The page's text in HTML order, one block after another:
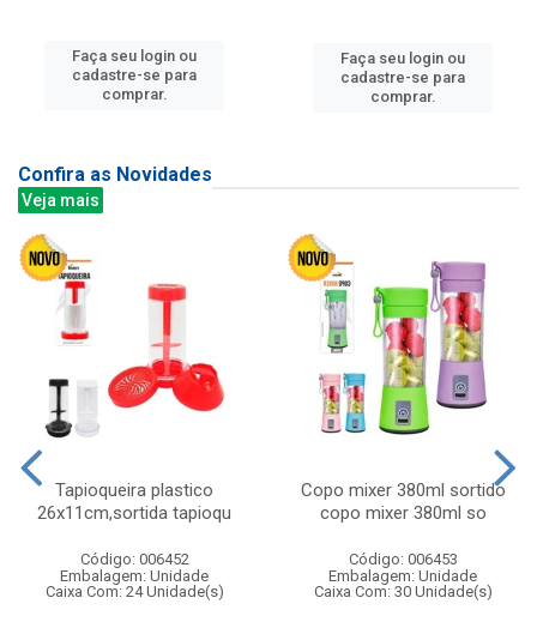
Faça seu login ou
cadastre-se para
comprar.
Faça seu login ou
cadastre-se para
comprar.
Confira as Novidades
Veja mais
Tapioqueira plastico
26x11cm,sortida tapioqu
Código: 006452
Embalagem: Unidade
Caixa Com: 24 Unidade(s)
Copo mixer 380ml sortido
copo mixer 380ml so
Código: 006453
Embalagem: Unidade
Caixa Com: 30 Unidade(s)